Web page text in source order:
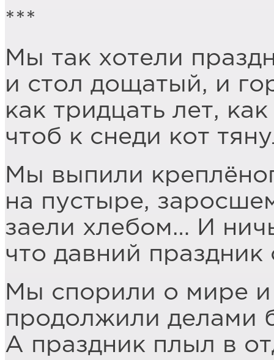
***
Мы так хотели
и стол дощатый, и
как тридцать лет,
чтоб к снеди кот
Мы выпили
на пустыре,
заели хлебом… И
что давний
Мы спорили о мире и
продолжили делами
А праздник плыл в